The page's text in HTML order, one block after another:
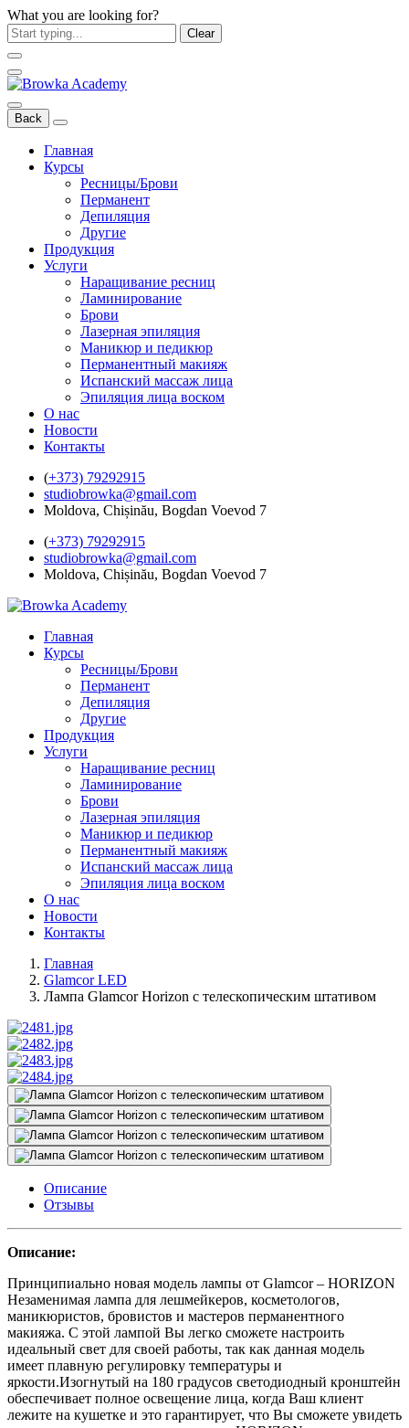
What you are looking for?
Clear
Back
Главная
Курсы
Ресницы/Брови
Перманент
Депиляция
Другие
Продукция
Услуги
Наращивание ресниц
Ламинирование
Брови
Лазерная эпиляция
Маникюр и педикюр
Перманентный макияж
Испанский массаж лица
Эпиляция лица воском
О нас
Новости
Контакты
(+373) 79292915
studiobrowka@gmail.com
Moldova, Chișinău, Bogdan Voevod 7
(+373) 79292915
studiobrowka@gmail.com
Moldova, Chișinău, Bogdan Voevod 7
Главная
Курсы
Ресницы/Брови
Перманент
Депиляция
Другие
Продукция
Услуги
Наращивание ресниц
Ламинирование
Брови
Лазерная эпиляция
Маникюр и педикюр
Перманентный макияж
Испанский массаж лица
Эпиляция лица воском
О нас
Новости
Контакты
Главная
Glamcor LED
Лампа Glamcor Horizon с телескопическим штативом
Описание
Отзывы
Описание:
Принципиально новая модель лампы от Glamcor – HORIZON
Незаменимая лампа для лешмейкеров, косметологов,
маникюристов, бровистов и мастеров перманентного
макияжа. С этой лампой Вы легко сможете настроить
идеальный свет для своей работы, так как данная модель
имеет плавную регулировку температуры и
яркости.Изогнутый на 180 градусов светодиодный кронштейн
обеспечивает полное освещение лица, когда Ваш клиент
лежите на кушетке и это гарантирует, что Вы сможете увидеть